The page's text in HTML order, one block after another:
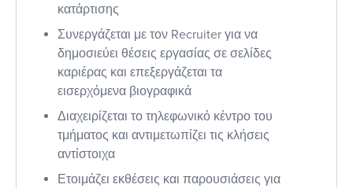
κατάρτισης
Συνεργάζεται με τον Recruiter για να
δημοσιεύει θέσεις εργασίας σε σελίδες
καριέρας και επεξεργάζεται τα
εισερχόμενα βιογραφικά
Διαχειρίζεται το τηλεφωνικό κέντρο του
τμήματος και αντιμετωπίζει τις κλήσεις
αντίστοιχα
Ετοιμάζει εκθέσεις και παρουσιάσεις για